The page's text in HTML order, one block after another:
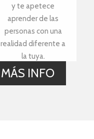
y te apetece
aprender de las
personas con una
realidad diferente a
la tuya.
MÁS INFO